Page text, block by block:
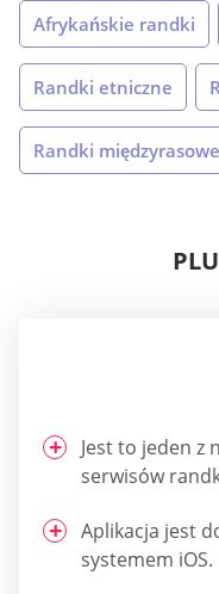
Afrykańskie randki
Randki etniczne
Randki międzyrasowe
Jest to jeden z
serwisów
Aplikacja jest
systemem iOS.